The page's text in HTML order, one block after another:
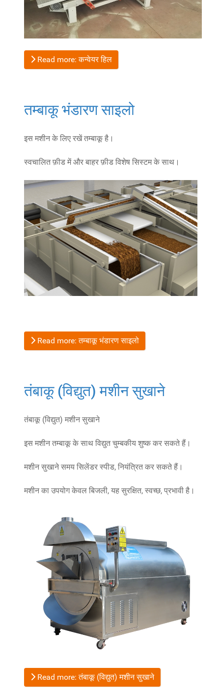
Read more: कन्वेयर हिल
तम्बाकू भंडारण साइलो
इस मशीन के लिए रखें तम्बाकू है।
स्वचालित फ़ीड में और बाहर फ़ीड विशेष सिस्टम के साथ।
Read more: तम्बाकू भंडारण साइलो
तंबाकू (विद्युत) मशीन सुखाने
तंबाकू (विद्युत) मशीन सुखाने
इस मशीन तम्बाकू के साथ विद्युत चुम्बकीय शुष्क कर सकते हैं।
मशीन सुखाने समय सिलेंडर स्पीड, नियंत्रित कर सकते हैं।
मशीन का उपयोग केवल बिजली, यह सुरक्षित, स्वच्छ, प्रभावी है।
Read more: तंबाकू (विद्युत) मशीन सुखाने